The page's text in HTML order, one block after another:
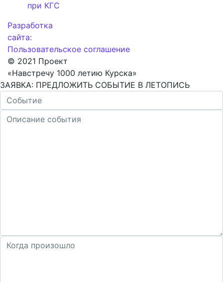
при КГС
Разработка
сайта:
Пользовательское соглашение
© 2021 Проект
«Навстречу 1000 летию Курска»
ЗАЯВКА: ПРЕДЛОЖИТЬ СОБЫТИЕ В ЛЕТОПИСЬ